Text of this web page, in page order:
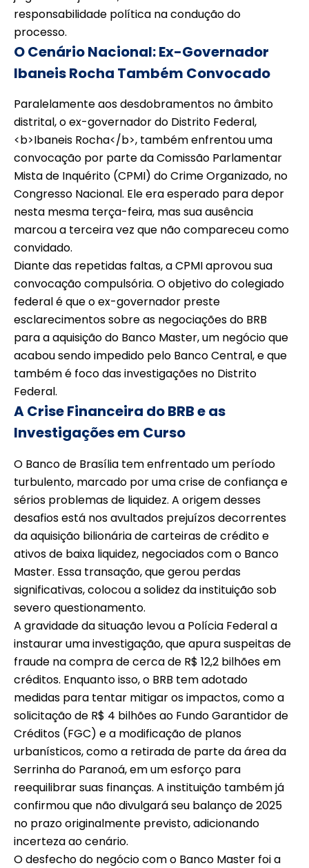
responsabilidade política na condução do
processo.
O Cenário Nacional: Ex-Governador
Ibaneis Rocha Também Convocado
Paralelamente aos desdobramentos no âmbito
distrital, o ex-governador do Distrito Federal,
<b>Ibaneis Rocha</b>, também enfrentou uma
convocação por parte da Comissão Parlamentar
Mista de Inquérito (CPMI) do Crime Organizado, no
Congresso Nacional. Ele era esperado para depor
nesta mesma terça-feira, mas sua ausência
marcou a terceira vez que não compareceu como
convidado.
Diante das repetidas faltas, a CPMI aprovou sua
convocação compulsória. O objetivo do colegiado
federal é que o ex-governador preste
esclarecimentos sobre as negociações do BRB
para a aquisição do Banco Master, um negócio que
acabou sendo impedido pelo Banco Central, e que
também é foco das investigações no Distrito
Federal.
A Crise Financeira do BRB e as
Investigações em Curso
O Banco de Brasília tem enfrentado um período
turbulento, marcado por uma crise de confiança e
sérios problemas de liquidez. A origem desses
desafios está nos avultados prejuízos decorrentes
da aquisição bilionária de carteiras de crédito e
ativos de baixa liquidez, negociados com o Banco
Master. Essa transação, que gerou perdas
significativas, colocou a solidez da instituição sob
severo questionamento.
A gravidade da situação levou a Polícia Federal a
instaurar uma investigação, que apura suspeitas de
fraude na compra de cerca de R$ 12,2 bilhões em
créditos. Enquanto isso, o BRB tem adotado
medidas para tentar mitigar os impactos, como a
solicitação de R$ 4 bilhões ao Fundo Garantidor de
Créditos (FGC) e a modificação de planos
urbanísticos, como a retirada de parte da área da
Serrinha do Paranoá, em um esforço para
reequilibrar suas finanças. A instituição também já
confirmou que não divulgará seu balanço de 2025
no prazo originalmente previsto, adicionando
incerteza ao cenário.
O desfecho do negócio com o Banco Master foi a